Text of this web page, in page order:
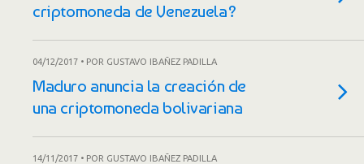
criptomoneda de Venezuela?
04/12/2017 • POR GUSTAVO IBAÑEZ PADILLA
Maduro anuncia la creación de
una criptomoneda bolivariana
14/11/2017 • POR GUSTAVO IBAÑEZ PADILLA